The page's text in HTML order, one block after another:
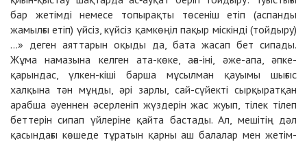
бар жетімді немесе топырақты төсеніш етіп (аспанды
жамылғы етіп) үйсіз, күйсіз қамкөңіл пақыр міскінді (тойдыру)
…» деген аяттарын оқыды да, бата жасап бет сипады.
Жұма намазына келген ата-көке, аға-іні, әже-апа, әпке-
қарындас, үлкен-кіші барша мұсылман қауымы шығыс
халқына тән мұңды, әрі зарлы, сай-сүйекті сырқыратқан
арабша әуеннен әсерленіп жүздерін жас жуып, тілек тілеп
беттерін сипап үйлеріне қайта бастады. Ал, мешітің дәл
қасындағы көшеде тұратын қарны аш балалар мен жетім-